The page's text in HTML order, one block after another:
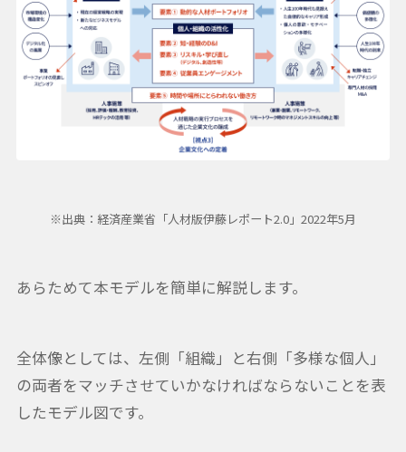
※出典：経済産業省「人材版伊藤レポート2.0」2022年5月
あらためて本モデルを簡単に解説します。
全体像としては、左側「組織」と右側「多様な個人」
の両者をマッチさせていかなければならないことを表
したモデル図です。